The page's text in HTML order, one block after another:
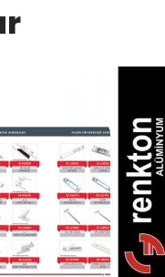
Kapı
Pencere